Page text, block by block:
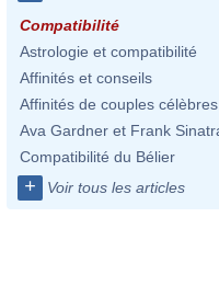
Compatibilité
Astrologie et compatibilité
Affinités et conseils
Affinités de couples célèbres
Ava Gardner et Frank
Compatibilité du Bélier
+ Voir tous les articles